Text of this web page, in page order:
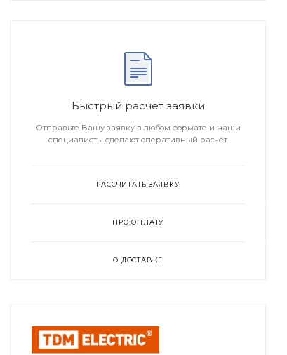
Быстрый расчёт заявки
Отправьте Вашу заявку в любом формате и наши
специалисты сделают оперативный расчёт
РАССЧИТАТЬ ЗАЯВКУ
ПРО ОПЛАТУ
О ДОСТАВКЕ